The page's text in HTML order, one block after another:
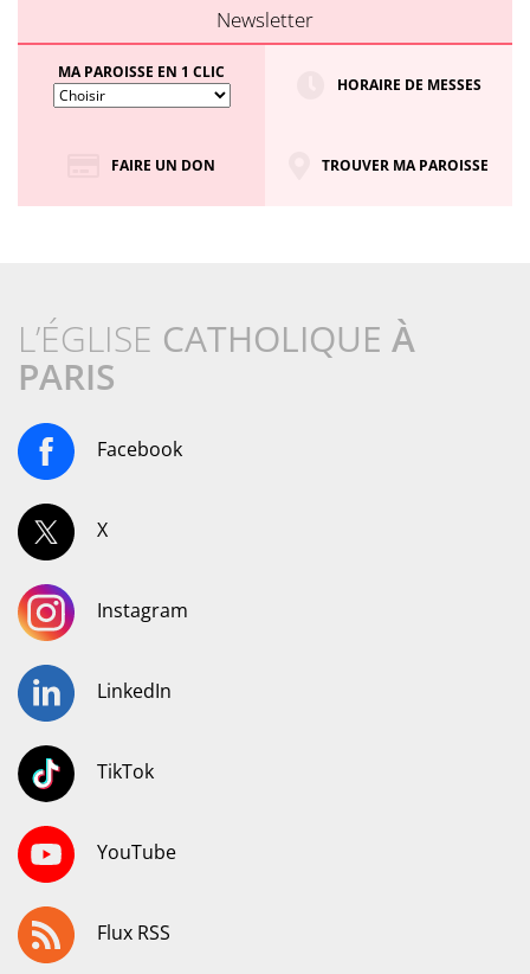
Newsletter
MA PAROISSE EN 1 CLIC
HORAIRE DE MESSES
FAIRE UN DON TROUVER MA PAROISSE
L’ÉGLISE CATHOLIQUE À
PARIS
Facebook
X
Instagram
LinkedIn
TikTok
YouTube
Flux RSS